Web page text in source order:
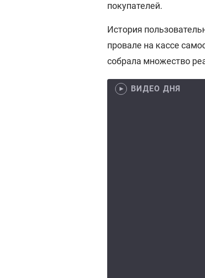
покупателей.
История
провале на кассе
собрала множество
ВИДЕО ДНЯ